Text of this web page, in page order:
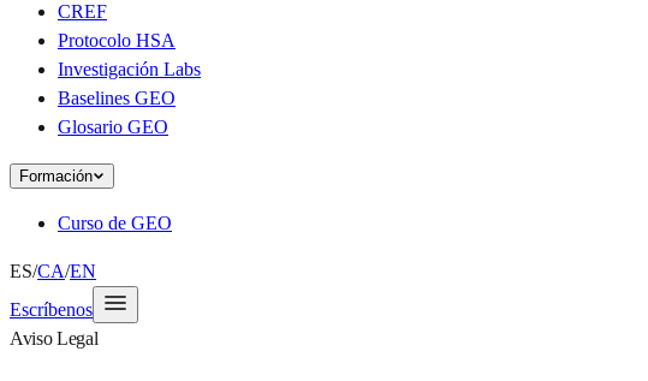
CREF
Protocolo HSA
Investigación Labs
Baselines GEO
Glosario GEO
Formación
Curso de GEO
ES/CA/EN
Escríbenos
Aviso Legal